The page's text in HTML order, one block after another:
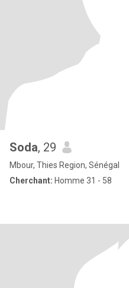
Soda, 29
Mbour, Thies Region, Sénégal
Cherchant: Homme 31 - 58